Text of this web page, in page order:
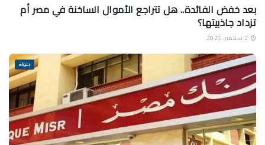
بعد خفض الفائدة.. هل تتراجع الأموال الساخنة في مصر أم
تزداد جاذبيتها؟
بنوك